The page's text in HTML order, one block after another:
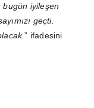
bugün iyileşen
geçti.
” ifadesini